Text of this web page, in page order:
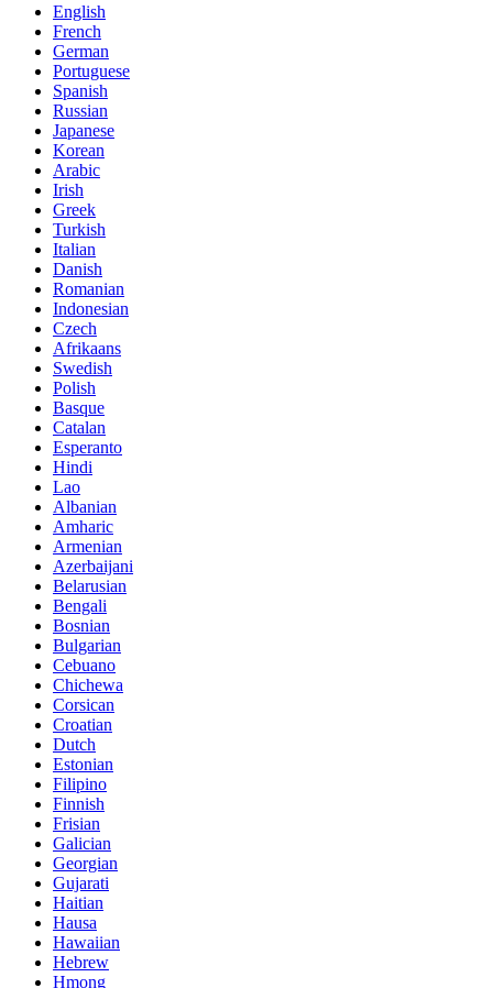
English
French
German
Portuguese
Spanish
Russian
Japanese
Korean
Arabic
Irish
Greek
Turkish
Italian
Danish
Romanian
Indonesian
Czech
Afrikaans
Swedish
Polish
Basque
Catalan
Esperanto
Hindi
Lao
Albanian
Amharic
Armenian
Azerbaijani
Belarusian
Bengali
Bosnian
Bulgarian
Cebuano
Chichewa
Corsican
Croatian
Dutch
Estonian
Filipino
Finnish
Frisian
Galician
Georgian
Gujarati
Haitian
Hausa
Hawaiian
Hebrew
Hmong